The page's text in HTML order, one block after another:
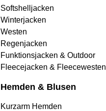
Softshelljacken
Winterjacken
Westen
Regenjacken
Funktionsjacken & Outdoor
Fleecejacken & Fleecewesten
Hemden & Blusen
Kurzarm Hemden